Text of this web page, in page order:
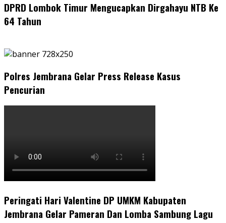
DPRD Lombok Timur Mengucapkan Dirgahayu NTB Ke
64 Tahun
Polres Jembrana Gelar Press Release Kasus
Pencurian
Peringati Hari Valentine DP UMKM Kabupaten
Jembrana Gelar Pameran Dan Lomba Sambung Lagu